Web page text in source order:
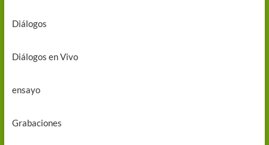
Diálogos
Diálogos en Vivo
ensayo
Grabaciones